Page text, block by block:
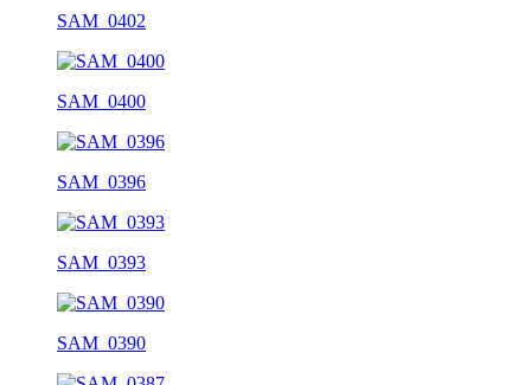
SAM_0402
SAM_0400
SAM_0396
SAM_0393
SAM_0390